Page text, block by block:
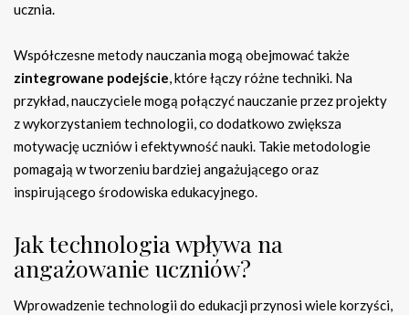
ucznia.
Współczesne metody nauczania mogą obejmować także
zintegrowane podejście, które łączy różne techniki. Na
przykład, nauczyciele mogą połączyć nauczanie przez projekty
z wykorzystaniem technologii, co dodatkowo zwiększa
motywację uczniów i efektywność nauki. Takie metodologie
pomagają w tworzeniu bardziej angażującego oraz
inspirującego środowiska edukacyjnego.
Jak technologia wpływa na
angażowanie uczniów?
Wprowadzenie technologii do edukacji przynosi wiele korzyści,